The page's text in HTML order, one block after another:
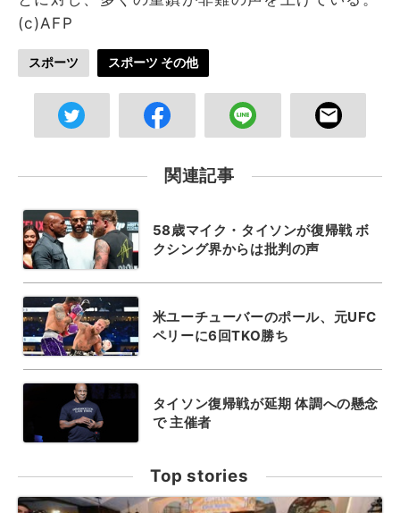
(c)AFP
スポーツ スポーツ その他
関連記事
58歳マイク・タイソンが復帰戦 ボ
クシング界からは批判の声
米ユーチューバーのポール、元UFC
ペリーに6回TKO勝ち
タイソン復帰戦が延期 体調への懸念
で 主催者
Top stories